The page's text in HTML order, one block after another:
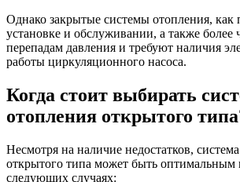
Однако закрытые системы отопления, как
установке и обслуживании, а также более
перепадам давления и требуют наличия
работы циркуляционного насоса.
Когда стоит выбирать
отопления открытого
Несмотря на наличие недостатков,
открытого типа может быть оптимальным
следующих случаях: